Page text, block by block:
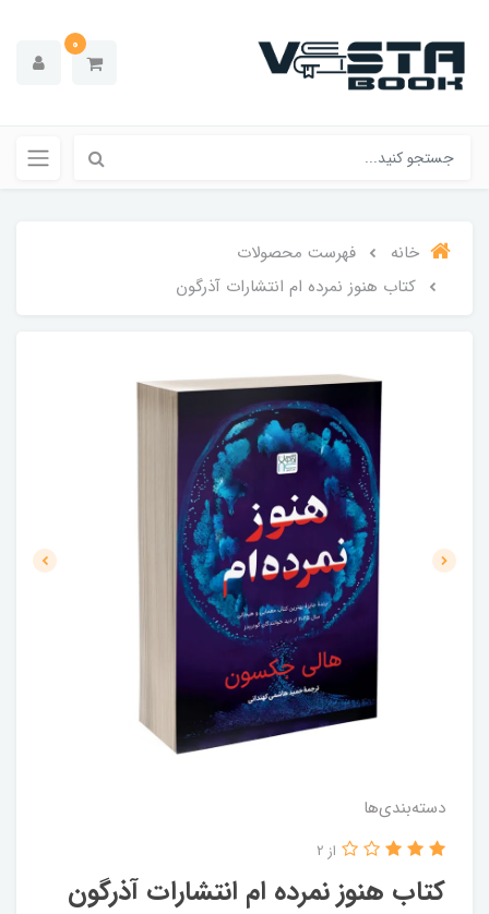
0
خانه
فهرست محصولات
کتاب هنوز نمرده ام انتشارات آذرگون
دسته‌بندی‌ها
کتاب هنوز نمرده ام انتشارات آذرگون
از 2